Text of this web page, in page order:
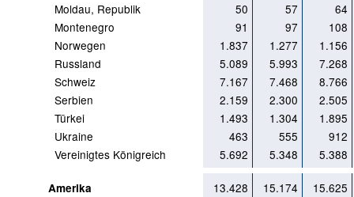
Moldau, Republik
50 57
64
Montenegro
91 97
108
Norwegen
1.837 1.277
1.156
Russland
5.089 5.993
7.268
Schweiz
7.167 7.468
8.766
Serbien
2.159 2.300
2.505
Türkei
1.493 1.304
1.895
Ukraine
463 555
912
Vereinigtes Königreich
5.692 5.348 5.388
Amerika 13.428 15.174
15.625